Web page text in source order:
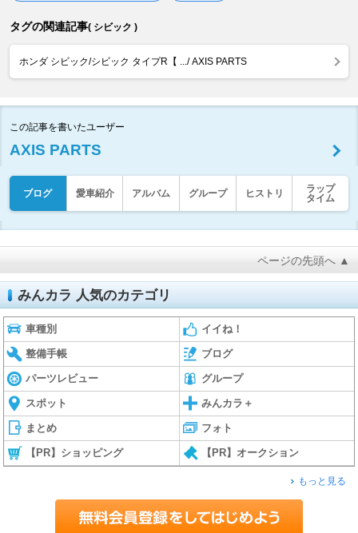
タグの関連記事( シビック )
ホンダ シビック/シビック タイプR【 .../ AXIS PARTS
この記事を書いたユーザー
AXIS PARTS
ブログ 愛車紹介 アルバム グループ ヒストリ
ラップ
タイム
ページの先頭へ ▲
みんカラ 人気のカテゴリ
車種別 イイね！
整備手帳 ブログ
パーツレビュー グループ
スポット みんカラ＋
まとめ フォト
【PR】ショッピング 【PR】オークション
もっと見る